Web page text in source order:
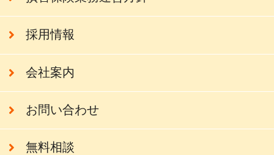
採用情報
会社案内
お問い合わせ
無料相談